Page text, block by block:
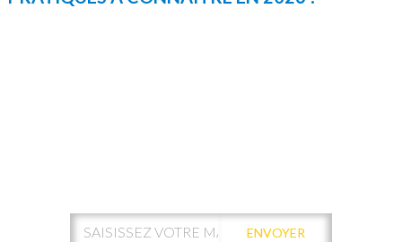
ENVOYER